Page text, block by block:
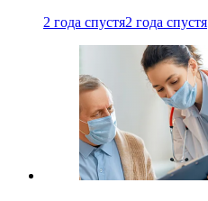
2 года спустя2 года спустя